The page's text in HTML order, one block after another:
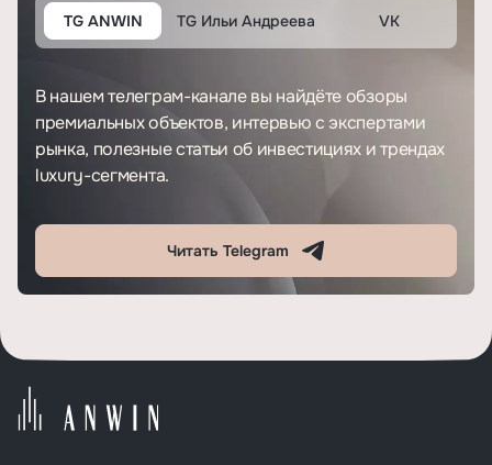
TG ANWIN TG Ильи Андреева VK
В нашем телеграм-канале вы найдёте обзоры
премиальных объектов, интервью с экспертами
рынка, полезные статьи об инвестициях и трендах
luxury-сегмента.
Читать Telegram